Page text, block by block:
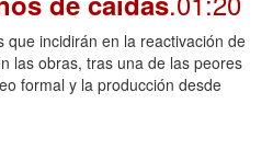
que incidirán en la reactivación de
las obras, tras una de las peores
formal y la producción desde